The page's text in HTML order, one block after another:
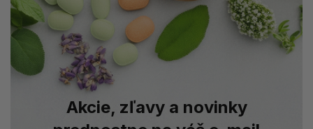
Akcie, zľavy a novinky